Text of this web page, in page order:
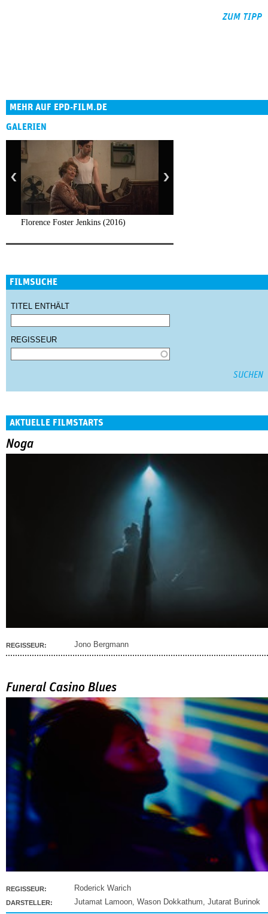
ZUM TIPP
MEHR AUF EPD-FILM.DE
GALERIEN
Florence Foster Jenkins (2016)
FILMSUCHE
TITEL ENTHÄLT
REGISSEUR
AKTUELLE FILMSTARTS
Noga
REGISSEUR: Jono Bergmann
Funeral Casino Blues
REGISSEUR: Roderick Warich
DARSTELLER: Jutamat Lamoon, Wason Dokkathum, Jutarat Burinok